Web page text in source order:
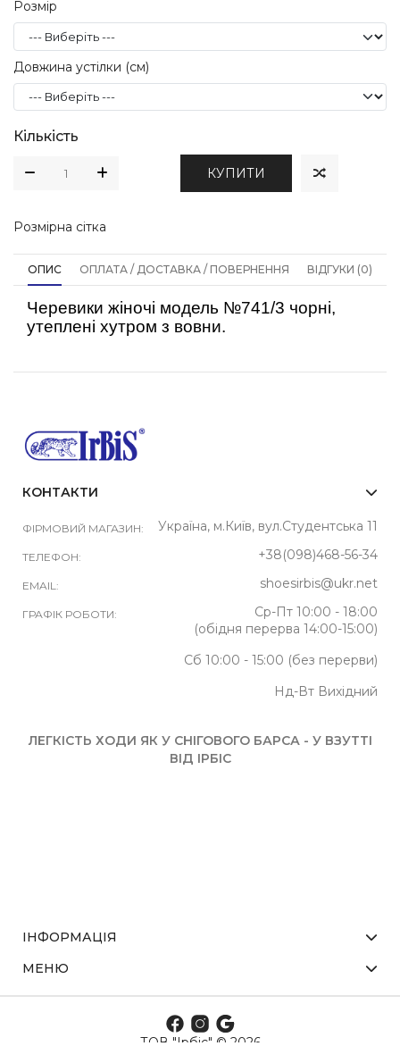
Розмір
Довжина устілки (см)
Кількість
КУПИТИ
Розмірна сітка
ОПИС ОПЛАТА / ДОСТАВКА / ПОВЕРНЕННЯ ВІДГУКИ (0)
Черевики жіночі модель №741/3 чорні,
утеплені хутром з вовни.
КОНТАКТИ
ФІРМОВИЙ МАГАЗИН: Україна, м.Київ, вул.Студентська 11
ТЕЛЕФОН: +38(098)468-56-34
EMAIL: shoesirbis@ukr.net
ГРАФІК РОБОТИ:
Ср-Пт 10:00 - 18:00
(обідня перерва 14:00-15:00)
Сб 10:00 - 15:00 (без перерви)
Нд-Вт Вихідний
ЛЕГКІСТЬ ХОДИ ЯК У СНІГОВОГО БАРСА - У ВЗУТТІ
ВІД ІРБІС
ІНФОРМАЦІЯ
МЕНЮ
ТОВ "Ірбіс" © 2026